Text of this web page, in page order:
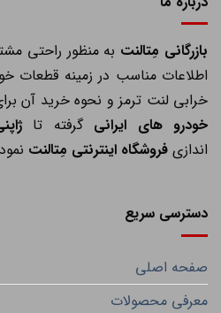
بازرگانی مِتالنتبه منظور راحتی
اطلاعات مناسب در زمینه قطعات
خرابی لنت ترمز و نحوه خرید آن
خودرو های ایرانیگرفته تا
اندازیفروشگاه اینترنتی مِتالنت
دسترسی سریع
صفحه اصلی
معرفی محصولات